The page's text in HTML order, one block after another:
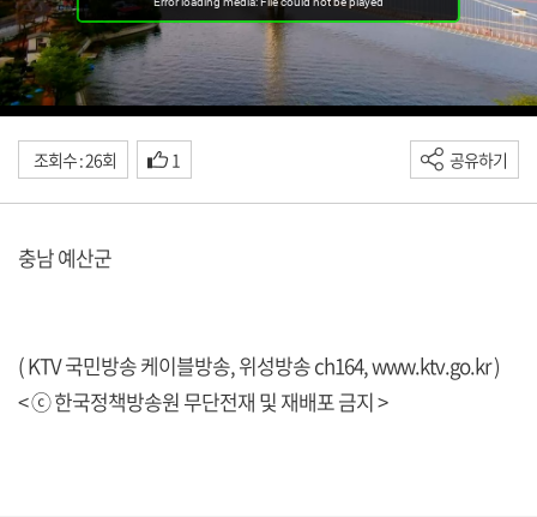
조회수 : 26회 1 공유하기
충남 예산군
( KTV 국민방송 케이블방송, 위성방송 ch164,www.ktv.go.kr)
< ⓒ 한국정책방송원 무단전재 및 재배포 금지 >